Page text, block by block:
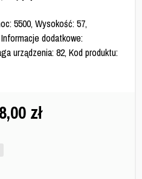
5500, Wysokość: 57,
dodatkowe:
urządzenia: 82, Kod produktu:
zł